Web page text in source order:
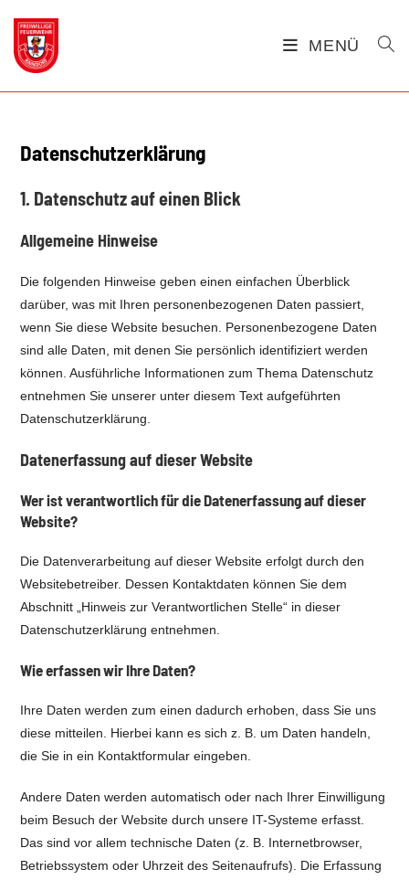
Inhalt
springen
MENÜ
Datenschutz­erklärung
1. Datenschutz auf einen Blick
Allgemeine Hinweise
Die folgenden Hinweise geben einen einfachen Überblick
darüber, was mit Ihren personenbezogenen Daten passiert,
wenn Sie diese Website besuchen. Personenbezogene Daten
sind alle Daten, mit denen Sie persönlich identifiziert werden
können. Ausführliche Informationen zum Thema Datenschutz
entnehmen Sie unserer unter diesem Text aufgeführten
Datenschutzerklärung.
Datenerfassung auf dieser Website
Wer ist verantwortlich für die Datenerfassung auf dieser
Website?
Die Datenverarbeitung auf dieser Website erfolgt durch den
Websitebetreiber. Dessen Kontaktdaten können Sie dem
Abschnitt „Hinweis zur Verantwortlichen Stelle“ in dieser
Datenschutzerklärung entnehmen.
Wie erfassen wir Ihre Daten?
Ihre Daten werden zum einen dadurch erhoben, dass Sie uns
diese mitteilen. Hierbei kann es sich z. B. um Daten handeln,
die Sie in ein Kontaktformular eingeben.
Andere Daten werden automatisch oder nach Ihrer Einwilligung
beim Besuch der Website durch unsere IT-Systeme erfasst.
Das sind vor allem technische Daten (z. B. Internetbrowser,
Betriebssystem oder Uhrzeit des Seitenaufrufs). Die Erfassung